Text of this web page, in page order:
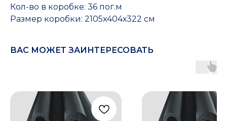
Кол-во в коробке: 36 пог.м
Размер коробки: 2105х404х322 см
ВАС МОЖЕТ ЗАИНТЕРЕСОВАТЬ